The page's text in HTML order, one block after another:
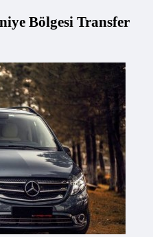
Bölgesi Transfer